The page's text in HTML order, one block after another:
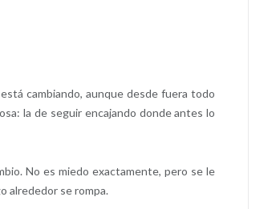
cambiando, aunque desde fuera todo
la de seguir encajando donde antes lo
No es miedo exactamente, pero se le
alrededor se rompa.